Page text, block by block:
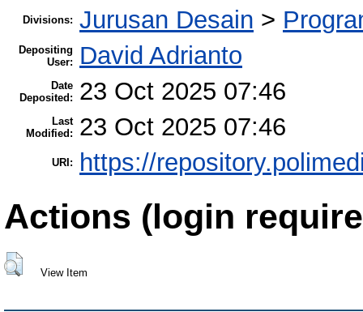
Divisions: Jurusan Desain >
Depositing
User:
David Adrianto
Date
Deposited:
23 Oct 2025 07:46
Last
Modified:
23 Oct 2025 07:46
URI: https://
Actions (login
View Item